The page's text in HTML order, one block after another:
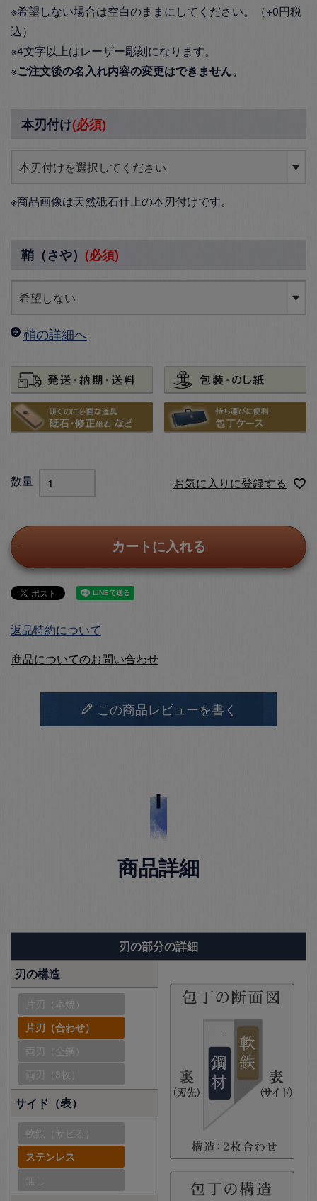
※希望しない場合は空白のままにしてください。（+0円税
込）
※4文字以上はレーザー彫刻になります。
※ご注文後の名入れ内容の変更はできません。
本刃付け(必須)
※商品画像は天然砥石仕上の本刃付けです。
鞘（さや） (必須)
鞘の詳細へ
お気に入りに登録する
カートに入れる
返品特約について
商品についてのお問い合わせ
この商品レビューを書く
商品詳細
刃の部分の詳細
刃の構造
片刃（本焼）
片刃（合わせ）
両刃（全鋼）
両刃（3枚）
サイド（表）
軟鉄（サビる）
ステンレス
無し